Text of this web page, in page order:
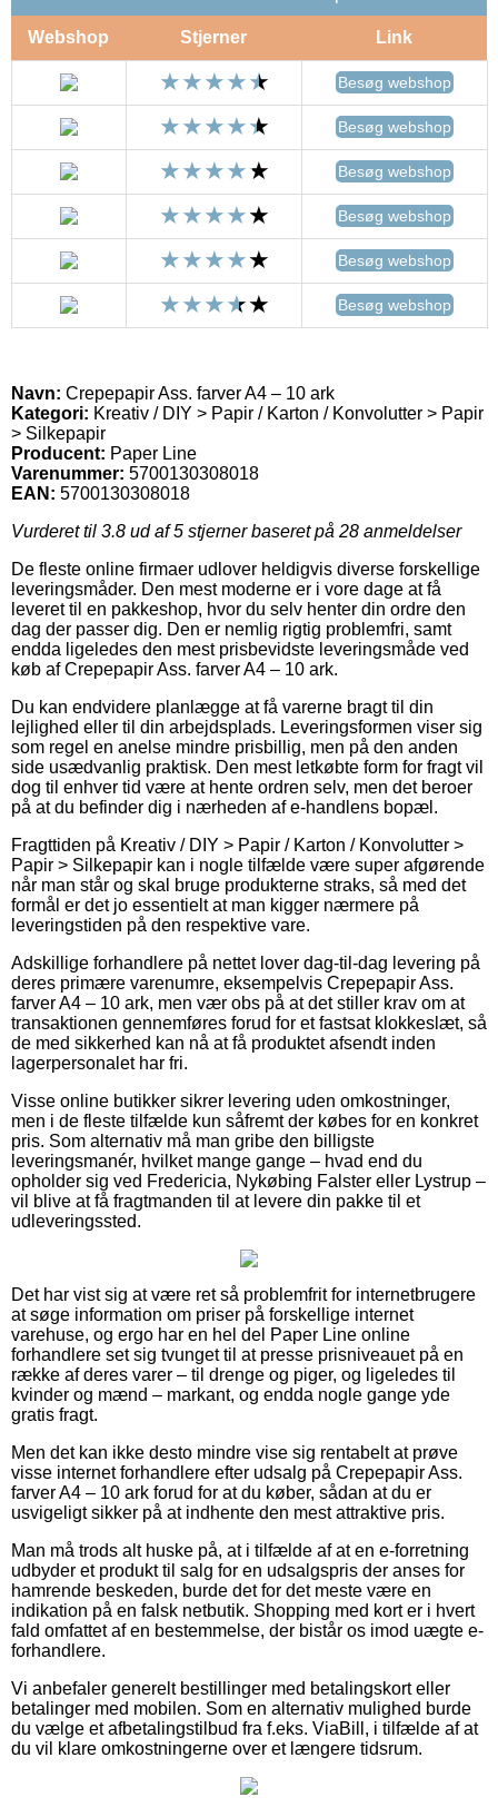
Webshop Stjerner Link
Besøg webshop
Besøg webshop
Besøg webshop
Besøg webshop
Besøg webshop
Besøg webshop
Navn: Crepepapir Ass. farver A4 – 10 ark
Kategori: Kreativ / DIY > Papir / Karton / Konvolutter > Papir
> Silkepapir
Producent: Paper Line
Varenummer: 5700130308018
EAN: 5700130308018
Vurderet til 3.8 ud af 5 stjerner baseret på 28 anmeldelser
De fleste online firmaer udlover heldigvis diverse forskellige
leveringsmåder. Den mest moderne er i vore dage at få
leveret til en pakkeshop, hvor du selv henter din ordre den
dag der passer dig. Den er nemlig rigtig problemfri, samt
endda ligeledes den mest prisbevidste leveringsmåde ved
køb af Crepepapir Ass. farver A4 – 10 ark.
Du kan endvidere planlægge at få varerne bragt til din
lejlighed eller til din arbejdsplads. Leveringsformen viser sig
som regel en anelse mindre prisbillig, men på den anden
side usædvanlig praktisk. Den mest letkøbte form for fragt vil
dog til enhver tid være at hente ordren selv, men det beroer
på at du befinder dig i nærheden af e-handlens bopæl.
Fragttiden på Kreativ / DIY > Papir / Karton / Konvolutter >
Papir > Silkepapir kan i nogle tilfælde være super afgørende
når man står og skal bruge produkterne straks, så med det
formål er det jo essentielt at man kigger nærmere på
leveringstiden på den respektive vare.
Adskillige forhandlere på nettet lover dag-til-dag levering på
deres primære varenumre, eksempelvis Crepepapir Ass.
farver A4 – 10 ark, men vær obs på at det stiller krav om at
transaktionen gennemføres forud for et fastsat klokkeslæt, så
de med sikkerhed kan nå at få produktet afsendt inden
lagerpersonalet har fri.
Visse online butikker sikrer levering uden omkostninger,
men i de fleste tilfælde kun såfremt der købes for en konkret
pris. Som alternativ må man gribe den billigste
leveringsmanér, hvilket mange gange – hvad end du
opholder sig ved Fredericia, Nykøbing Falster eller Lystrup –
vil blive at få fragtmanden til at levere din pakke til et
udleveringssted.
Det har vist sig at være ret så problemfrit for internetbrugere
at søge information om priser på forskellige internet
varehuse, og ergo har en hel del Paper Line online
forhandlere set sig tvunget til at presse prisniveauet på en
række af deres varer – til drenge og piger, og ligeledes til
kvinder og mænd – markant, og endda nogle gange yde
gratis fragt.
Men det kan ikke desto mindre vise sig rentabelt at prøve
visse internet forhandlere efter udsalg på Crepepapir Ass.
farver A4 – 10 ark forud for at du køber, sådan at du er
usvigeligt sikker på at indhente den mest attraktive pris.
Man må trods alt huske på, at i tilfælde af at en e-forretning
udbyder et produkt til salg for en udsalgspris der anses for
hamrende beskeden, burde det for det meste være en
indikation på en falsk netbutik. Shopping med kort er i hvert
fald omfattet af en bestemmelse, der bistår os imod uægte e-
forhandlere.
Vi anbefaler generelt bestillinger med betalingskort eller
betalinger med mobilen. Som en alternativ mulighed burde
du vælge et afbetalingstilbud fra f.eks. ViaBill, i tilfælde af at
du vil klare omkostningerne over et længere tidsrum.